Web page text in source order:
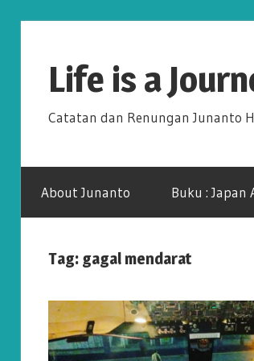
contentLife is a
Catatan dan Renungan Junanto
About Junanto Buku : Japan
Tag: gagal mendarat